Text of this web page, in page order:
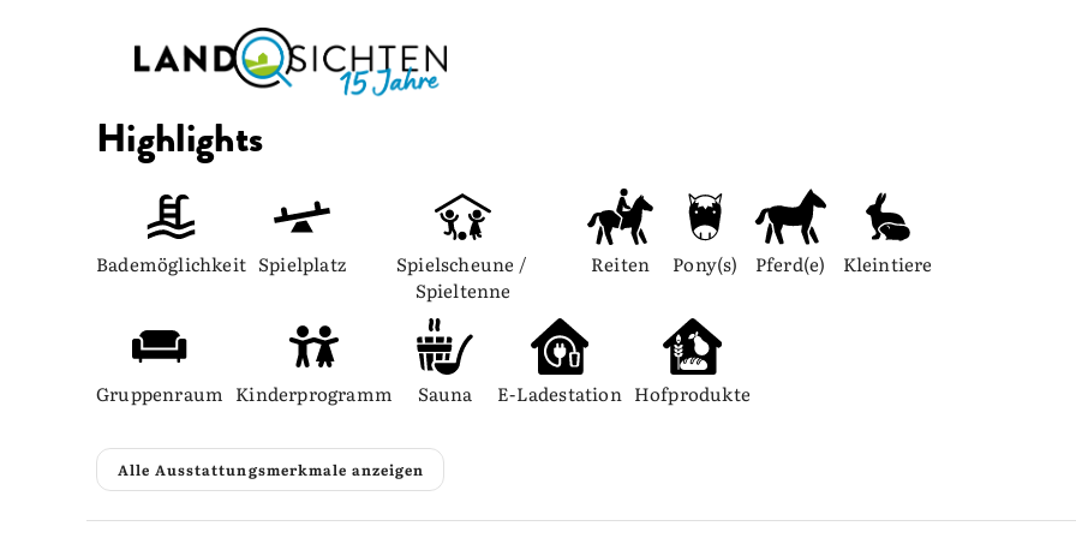
Highlights
Bademöglichkeit Spielplatz
Spielscheune /
Spieltenne
Reiten Pony(s) Pferd(e) Kleintiere
Gruppenraum Kinderprogramm Sauna E-Ladestation Hofprodukte
Alle Ausstattungsmerkmale anzeigen